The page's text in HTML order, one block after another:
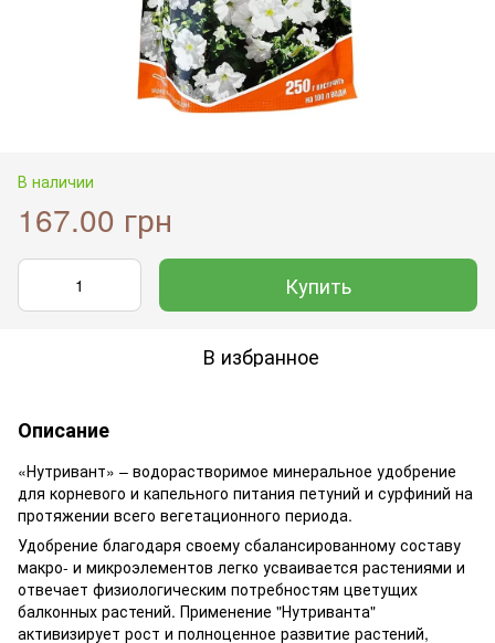
В наличии
167.00 грн
Купить
В избранное
Описание
«Нутривант» – водорастворимое минеральное удобрение
для корневого и капельного питания петуний и сурфиний на
протяжении всего вегетационного периода.
Удобрение благодаря своему сбалансированному составу
макро- и микроэлементов легко усваивается растениями и
отвечает физиологическим потребностям цветущих
балконных растений. Применение "Нутриванта"
активизирует рост и полноценное развитие растений,